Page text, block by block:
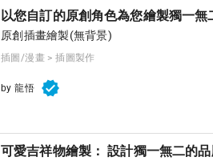
以您自訂的原創角色為您繪製獨一無
原創插畫繪製(無背景)
插圖/漫畫 > 插圖製作
by 龍悟
可愛吉祥物繪製： 設計獨一無二的品